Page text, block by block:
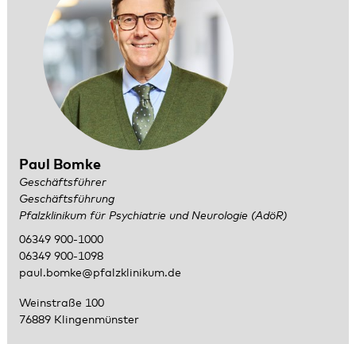
Paul Bomke
Geschäftsführer
Geschäftsführung
Pfalzklinikum für Psychiatrie und Neurologie (AdöR)
06349 900-1000
06349 900-1098
paul.bomke@pfalzklinikum.de
Weinstraße 100
76889 Klingenmünster